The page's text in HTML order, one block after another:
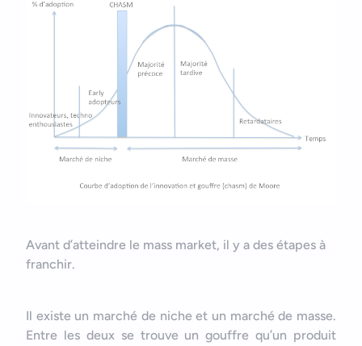
Avant d’atteindre le mass market, il y a des étapes à
franchir.
Il existe un marché de niche et un marché de masse.
Entre les deux se trouve un gouffre qu’un produit